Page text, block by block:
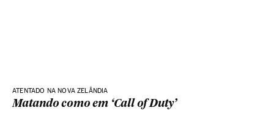
ATENTADO NA NOVA ZELÂNDIA
Matando como em ‘Call of Duty’